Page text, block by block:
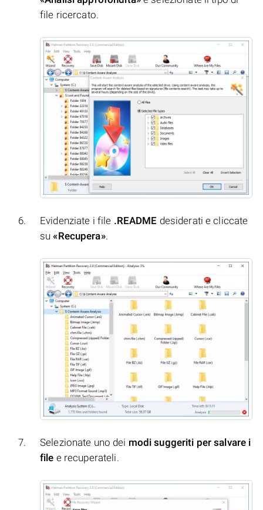
file ricercato.
Evidenziate i file .README desiderati e cliccate
su«Recupera».
Selezionate uno dei modi suggeriti per salvare i
file e recuperateli.